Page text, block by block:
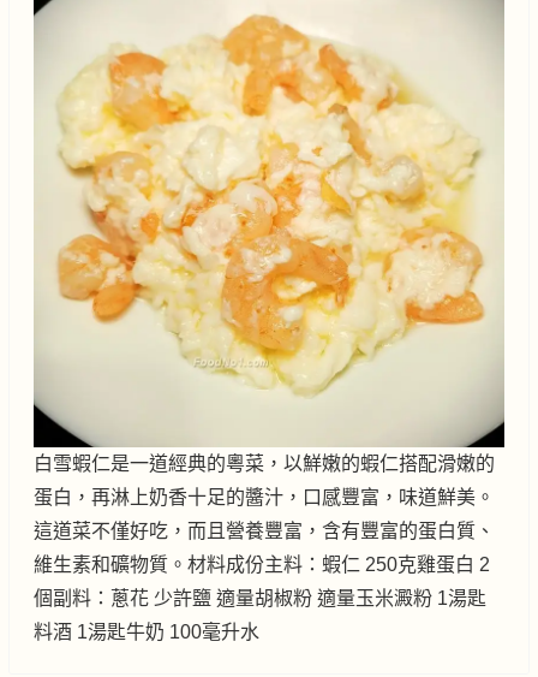
白雪蝦仁是一道經典的粵菜，以鮮嫩的蝦仁搭配滑嫩的
蛋白，再淋上奶香十足的醬汁，口感豐富，味道鮮美。
這道菜不僅好吃，而且營養豐富，含有豐富的蛋白質、
維生素和礦物質。材料成份主料：蝦仁 250克雞蛋白 2
個副料：蔥花 少許鹽 適量胡椒粉 適量玉米澱粉 1湯匙
料酒 1湯匙牛奶 100毫升水